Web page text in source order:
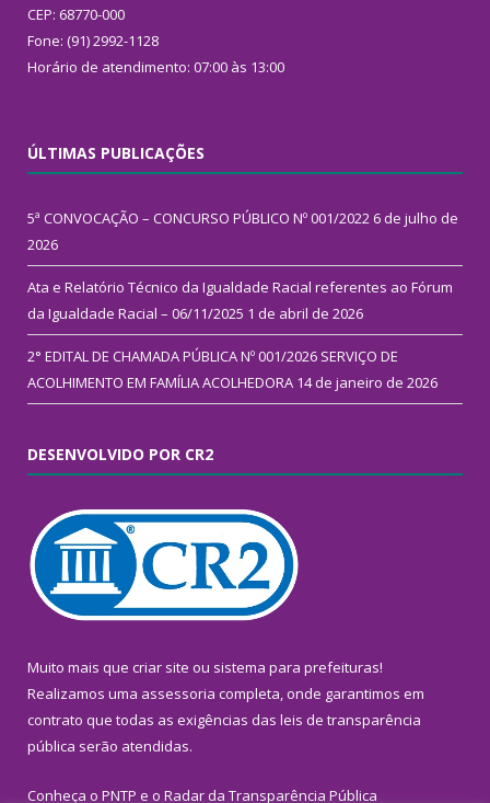
CEP: 68770-000
Fone: (91) 2992-1128
Horário de atendimento: 07:00 às 13:00
ÚLTIMAS PUBLICAÇÕES
5ª CONVOCAÇÃO – CONCURSO PÚBLICO Nº 001/2022 6 de julho de
2026
Ata e Relatório Técnico da Igualdade Racial referentes ao Fórum
da Igualdade Racial – 06/11/2025 1 de abril de 2026
2° EDITAL DE CHAMADA PÚBLICA Nº 001/2026 SERVIÇO DE
ACOLHIMENTO EM FAMÍLIA ACOLHEDORA 14 de janeiro de 2026
DESENVOLVIDO POR CR2
Muito mais que criar site ou sistema para prefeituras!
Realizamos uma assessoria completa, onde garantimos em
contrato que todas as exigências das leis de transparência
pública serão atendidas.
Conheça o PNTP e o Radar da Transparência Pública